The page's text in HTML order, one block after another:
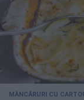
MÂNCĂRURI CU